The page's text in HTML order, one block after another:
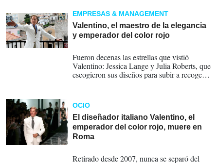
EMPRESAS & MANAGEMENT
Valentino, el maestro de la elegancia
y emperador del color rojo
Fueron decenas las estrellas que vistió
Valentino: Jessica Lange y Julia Roberts, que
escogieron sus diseños para subir a recoger
Marit de Noruega y Magdalena de Suecia,
que le confiaron sus trajes de novia.
OCIO
El diseñador italiano Valentino, el
emperador del color rojo, muere en
Roma
Retirado desde 2007, nunca se separó del